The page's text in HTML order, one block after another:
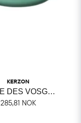
KERZON
PLACE DES VOSGES KERZON
285,81 NOK